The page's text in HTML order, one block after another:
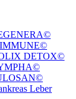
DETOX©
Leber